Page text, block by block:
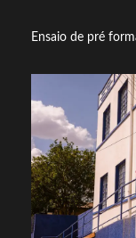
Ensaio de pré